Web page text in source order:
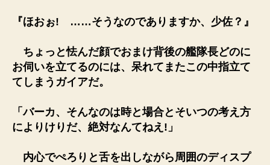
『ほおぉ! ……そうなのでありますか、少佐？』
ちょっと怯んだ顔でおまけ背後の艦隊長どのに
お伺いを立てるのには、呆れてまたこの中指立て
てしまうガイアだ。
「バーカ、そんなのは時と場合とそいつの考え方
によりけりだ、絶対なんてねえ!」
内心でぺろりと舌を出しながら周囲のディスプ